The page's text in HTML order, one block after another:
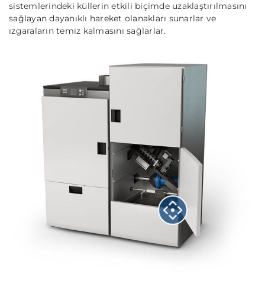
sistemlerindeki küllerin etkili biçimde uzaklaştırılmasını
sağlayan dayanıklı hareket olanakları sunarlar ve
ızgaraların temiz kalmasını sağlarlar.